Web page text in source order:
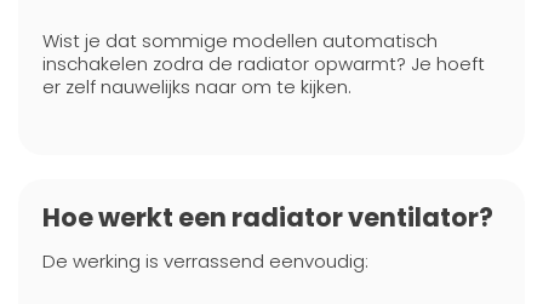
Wist je dat sommige modellen automatisch
inschakelen zodra de radiator opwarmt? Je hoeft
er zelf nauwelijks naar om te kijken.
Hoe werkt een radiator ventilator?
De werking is verrassend eenvoudig: